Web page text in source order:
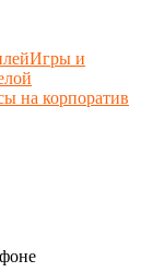
Игры и
на корпоратив